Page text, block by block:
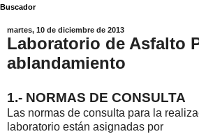
Buscador
martes, 10 de diciembre de 2013
Laboratorio de Asfalto
ablandamiento
1.- NORMAS DE CONSULTA
Las normas de consulta para la
laboratorio están asignadas por